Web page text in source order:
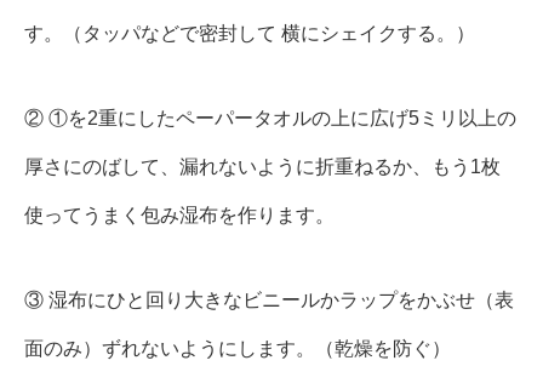
す。（タッパなどで密封して 横にシェイクする。）
② ①を2重にしたペーパータオルの上に広げ5ミリ以上の
厚さにのばして、漏れないように折重ねるか、もう1枚
使ってうまく包み湿布を作ります。
③ 湿布にひと回り大きなビニールかラップをかぶせ（表
面のみ）ずれないようにします。（乾燥を防ぐ）